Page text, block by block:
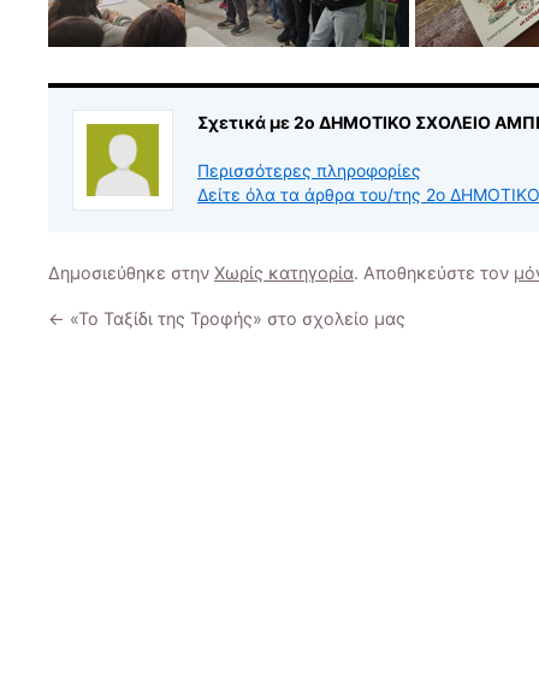
Σχετικά με 2ο ΔΗΜΟΤΙΚΟ ΣΧΟΛΕΙΟ
Περισσότερες πληροφορίες
Δείτε όλα τα άρθρα του/της 2ο
Δημοσιεύθηκε στην Χωρίς κατηγορία. Αποθηκεύστε τον
← «Το Ταξίδι της Τροφής» στο σχολείο μας